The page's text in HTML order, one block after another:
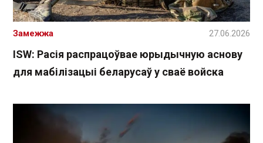
ISW: Расія распрацоўвае юрыдычную аснову
для мабілізацыі беларусаў у сваё войска
Замежжа 27.06.2026